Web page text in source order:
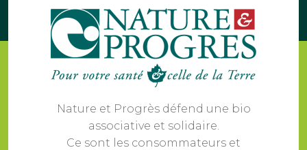
Nature et Progrès défend une bio
associative et solidaire.
Ce sont les consommateurs et